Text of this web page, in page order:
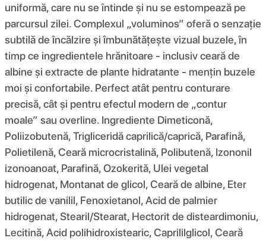
uniformă, care nu se întinde și nu se estompează pe
parcursul zilei. Complexul „voluminos” oferă o senzație
subtilă de încălzire și îmbunătățește vizual buzele, în
timp ce ingredientele hrănitoare - inclusiv ceară de
albine și extracte de plante hidratante - mențin buzele
moi și confortabile. Perfect atât pentru conturare
precisă, cât și pentru efectul modern de „contur
moale” sau overline. Ingrediente Dimeticonă,
Poliizobutenă, Trigliceridă caprilică/caprică, Parafină,
Polietilenă, Ceară microcristalină, Polibutenă, Izononil
izonoanoat, Parafină, Ozokerită, Ulei vegetal
hidrogenat, Montanat de glicol, Ceară de albine, Eter
butilic de vanilil, Fenoxietanol, Acid de palmier
hidrogenat, Stearil/Stearat, Hectorit de disteardimoniu,
Lecitină, Acid polihidroxistearic, Caprililglicol, Ceară